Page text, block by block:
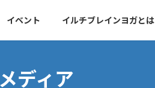
イベント イルチブレインヨガとは
メディア